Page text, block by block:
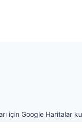
için Google Haritalar